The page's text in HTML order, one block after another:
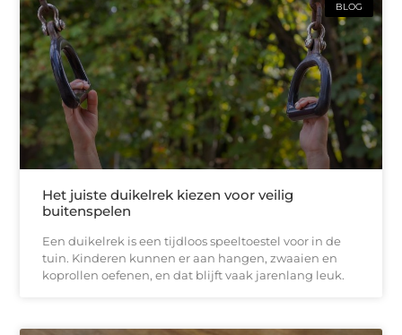
BLOG
Het juiste duikelrek kiezen voor veilig
buitenspelen
Een duikelrek is een tijdloos speeltoestel voor in de
tuin. Kinderen kunnen er aan hangen, zwaaien en
koprollen oefenen, en dat blijft vaak jarenlang leuk.